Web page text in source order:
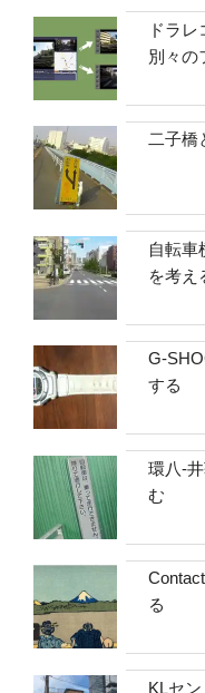
ドラ
別々の
二子橋
自転車
を考え
G-
する
環八-
む
る
KLセ